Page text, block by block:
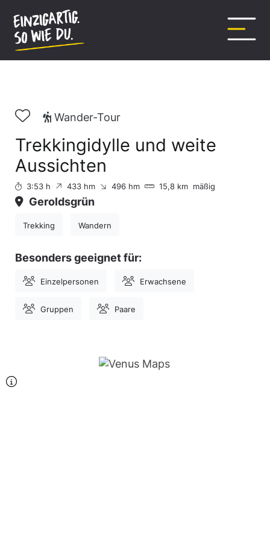
springen
Wander-Tour
Trekkingidylle und weite
Aussichten
3:53 h 433 hm 496 hm 15,8 km mäßig
Geroldsgrün
Trekking Wandern
Besonders geeignet für:
Einzelpersonen Erwachsene
Gruppen Paare